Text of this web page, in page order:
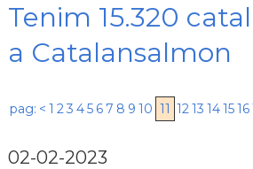
Tenim 15.320
a Catalansalmon
pag: < 1 23 45 6 7 8 9 10 11 1213 141516
02-02-2023